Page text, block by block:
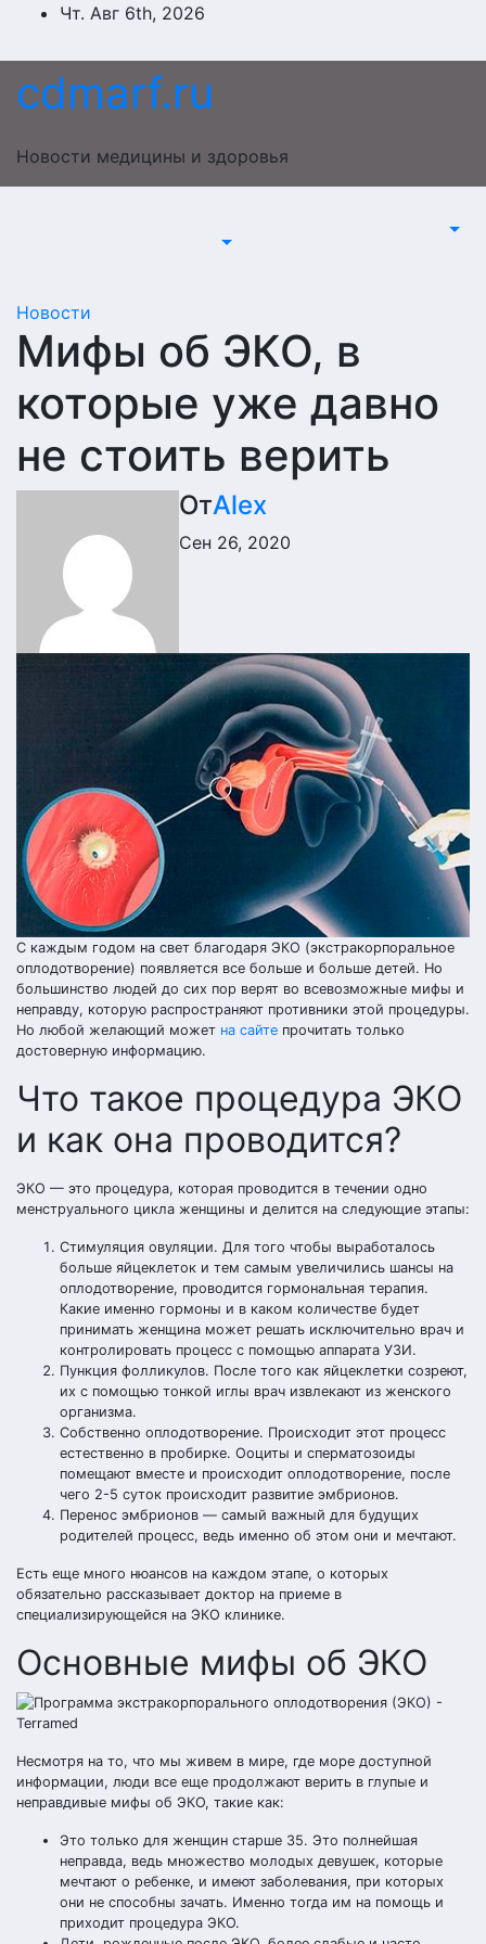
Перейти
содержимому
Чт. Авг 6th, 2026
cdmarf.ru
Новости медицины и здоровья
Новости
Мифы об ЭКО, в
которые уже давно
не стоить верить
ОтAlex
Сен 26, 2020
С каждым годом на свет благодаря ЭКО (экстракорпоральное
оплодотворение) появляется все больше и больше детей. Но
большинство людей до сих пор верят во всевозможные мифы и
неправду, которую распространяют противники этой процедуры.
Но любой желающий может на сайте прочитать только
достоверную информацию.
Что такое процедура ЭКО
и как она проводится?
ЭКО — это процедура, которая проводится в течении одно
менструального цикла женщины и делится на следующие этапы:
Стимуляция овуляции. Для того чтобы выработалось
больше яйцеклеток и тем самым увеличились шансы на
оплодотворение, проводится гормональная терапия.
Какие именно гормоны и в каком количестве будет
принимать женщина может решать исключительно врач и
контролировать процесс с помощью аппарата УЗИ.
Пункция фолликулов. После того как яйцеклетки созреют,
их с помощью тонкой иглы врач извлекают из женского
организма.
Собственно оплодотворение. Происходит этот процесс
естественно в пробирке. Ооциты и сперматозоиды
помещают вместе и происходит оплодотворение, после
чего 2-5 суток происходит развитие эмбрионов.
Перенос эмбрионов — самый важный для будущих
родителей процесс, ведь именно об этом они и мечтают.
Есть еще много нюансов на каждом этапе, о которых
обязательно рассказывает доктор на приеме в
специализирующейся на ЭКО клинике.
Основные мифы об ЭКО
Несмотря на то, что мы живем в мире, где море доступной
информации, люди все еще продолжают верить в глупые и
неправдивые мифы об ЭКО, такие как:
Это только для женщин старше 35. Это полнейшая
неправда, ведь множество молодых девушек, которые
мечтают о ребенке, и имеют заболевания, при которых
они не способны зачать. Именно тогда им на помощь и
приходит процедура ЭКО.